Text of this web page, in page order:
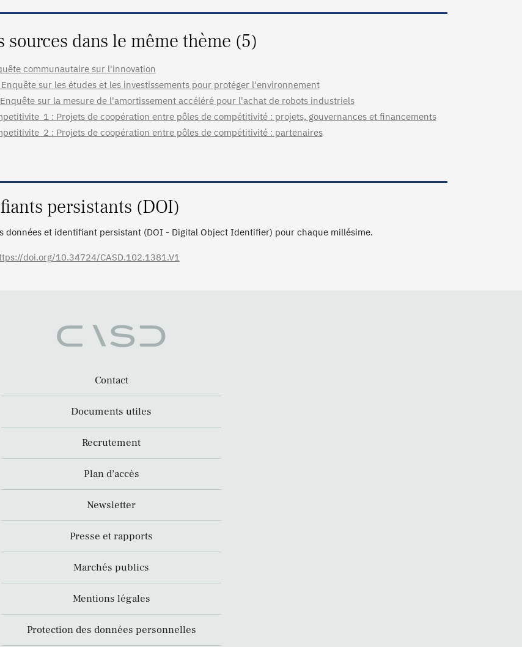
sources dans le même thème (5)
communautaire sur l'innovation
sur les études et les investissements pour protéger l'environnement
sur la mesure de l'amortissement accéléré pour l'achat de robots industriels
: Projets de coopération entre pôles de compétitivité : projets, gouvernances et financements
: Projets de coopération entre pôles de compétitivité : partenaires
persistants (DOI)
données et identifiant persistant (DOI - Digital Object Identifier) pour chaque millésime.
doi.org/10.34724/CASD.102.1381.V1
Contact
Documents utiles
Recrutement
Plan d’accès
Newsletter
Presse et rapports
Marchés publics
Mentions légales
Protection des données personnelles